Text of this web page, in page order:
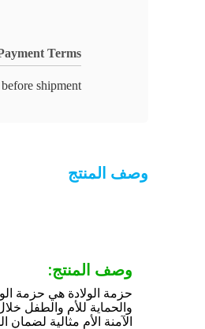
Terms
shipment
وصف المنتج
وصف المنتج:
والحماية للأم والطفل
الآمنة الأم مثالية لضمان